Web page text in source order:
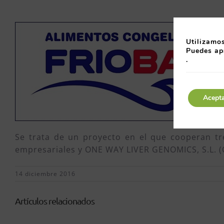
Se trata de un proyecto en el que cooperan tres
empresariales y ONE WAY LIVER GENOMICS,
14 diciembre 2016
Artículos relacionados
Puedes
.